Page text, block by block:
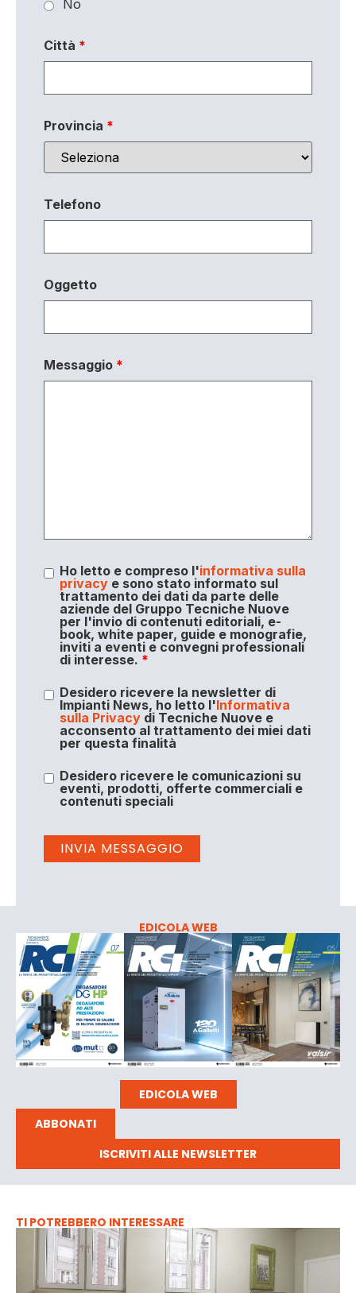
No
Città *
Provincia *
Telefono
Oggetto
Messaggio *
Ho letto e compreso l'informativa sulla
privacye sono stato informato sul
trattamento dei dati da parte delle
aziende del Gruppo Tecniche Nuove
per l'invio di contenuti editoriali, e-
book, white paper, guide e monografie,
inviti a eventi e convegni professionali
di interesse. *
Desidero ricevere la newsletter di
Impianti News, ho letto l'Informativa
sulla Privacydi Tecniche Nuove e
acconsento al trattamento dei miei dati
per questa finalità
Desidero ricevere le comunicazioni su
eventi, prodotti, offerte commerciali e
contenuti speciali
EDICOLA WEB
EDICOLA WEB
ABBONATI
ISCRIVITI ALLE NEWSLETTER
TI POTREBBERO INTERESSARE